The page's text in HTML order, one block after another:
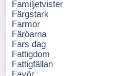
Familjetvister
Färgstark
Farmor
Färöarna
Fars dag
Fattigdom
Fattigfällan
Favör